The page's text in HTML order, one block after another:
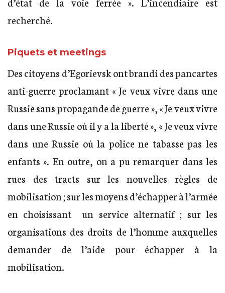
recherché.
Piquets et meetings
Des citoyens d’Egorievsk ont brandi des pancartes
anti-guerre proclamant « Je veux vivre dans une
Russie sans propagande de guerre », « Je veux vivre
dans une Russie où il y a la liberté », « Je veux vivre
dans une Russie où la police ne tabasse pas les
enfants ». En outre, on a pu remarquer dans les
rues des tracts sur les nouvelles règles de
mobilisation ; sur les moyens d’échapper à l’armée
en choisissant un service alternatif ; sur les
organisations des droits de l’homme auxquelles
demander de l’aide pour échapper à la
mobilisation.